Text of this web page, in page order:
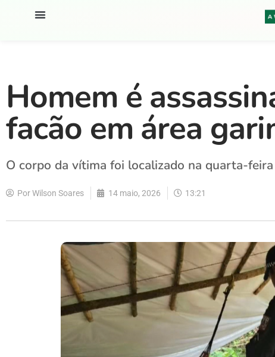
Homem é
facão em área
O corpo da vítima foi localizado na quarta-
PorWilson Soares 14 maio, 2026 13:21